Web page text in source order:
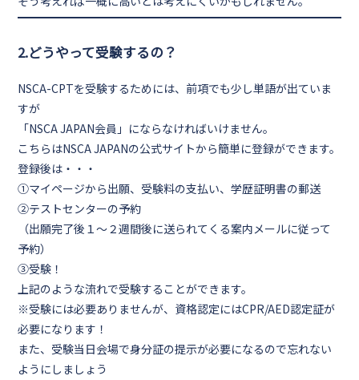
2.どうやって受験するの？
NSCA-CPTを受験するためには、前項でも少し単語が出ていま
すが
「NSCA JAPAN会員」 にならなければいけません。
こちらはNSCA JAPANの公式サイトから簡単に登録ができます。
登録後は・・・
①マイページから出願、受験料の支払い、学歴証明書の郵送
②テストセンターの予約
（出願完了後１～２週間後に送られてくる案内メールに従って
予約）
③受験！
上記のような流れで受験することができます。
※受験には必要ありませんが、資格認定にはCPR/AED認定証が
必要になります！
また、受験当日会場で身分証の提示が必要になるので忘れない
ようにしましょう